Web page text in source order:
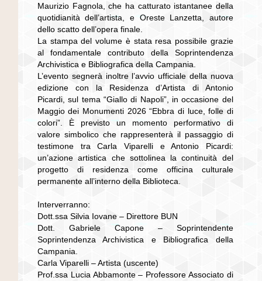
Maurizio Fagnola, che ha catturato istantanee della
quotidianità dell’artista, e Oreste Lanzetta, autore
dello scatto dell’opera finale.
La stampa del volume è stata resa possibile grazie
al fondamentale contributo della Soprintendenza
Archivistica e Bibliografica della Campania.
L’evento segnerà inoltre l’avvio ufficiale della nuova
edizione con la Residenza d’Artista di Antonio
Picardi, sul tema “Giallo di Napoli”, in occasione del
Maggio dei Monumenti 2026 “Ebbra di luce, folle di
colori”. È previsto un momento performativo di
valore simbolico che rappresenterà il passaggio di
testimone tra Carla Viparelli e Antonio Picardi:
un’azione artistica che sottolinea la continuità del
progetto di residenza come officina culturale
permanente all’interno della Biblioteca.
Interverranno:
Dott.ssa Silvia Iovane – Direttore BUN
Dott. Gabriele Capone – Soprintendente
Soprintendenza Archivistica e Bibliografica della
Campania.
Carla Viparelli – Artista (uscente)
Prof.ssa Lucia Abbamonte – Professore Associato di